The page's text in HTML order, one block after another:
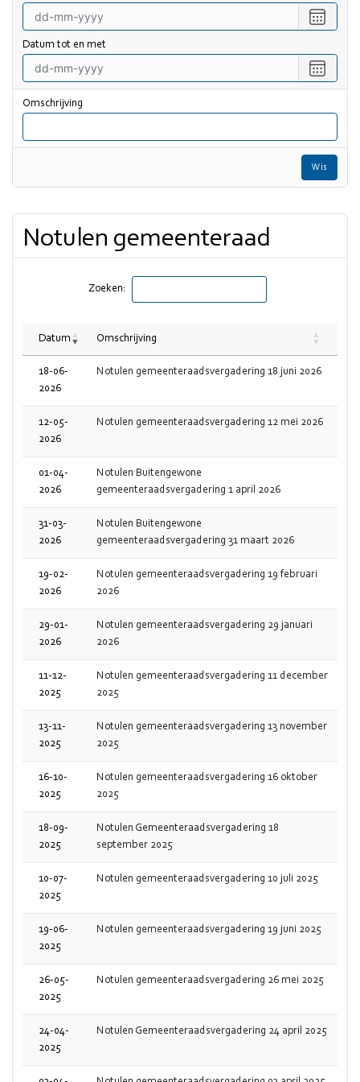
een
vanaf
Datum tot en met
een
tot
met
Omschrijving
Wis
Notulen gemeenteraad
Zoeken:
Datum Omschrijving
18-06-
2026
Notulen gemeenteraadsvergadering 18 juni 2026
12-05-
2026
Notulen gemeenteraadsvergadering 12 mei 2026
01-04-
2026
Notulen Buitengewone
gemeenteraadsvergadering 1 april 2026
31-03-
2026
Notulen Buitengewone
gemeenteraadsvergadering 31 maart 2026
19-02-
2026
Notulen gemeenteraadsvergadering 19 februari
2026
29-01-
2026
Notulen gemeenteraadsvergadering 29 januari
2026
11-12-
2025
Notulen gemeenteraadsvergadering 11 december
2025
13-11-
2025
Notulen gemeenteraadsvergadering 13 november
2025
16-10-
2025
Notulen gemeenteraadsvergadering 16 oktober
2025
18-09-
2025
Notulen Gemeenteraadsvergadering 18
september 2025
10-07-
2025
Notulen gemeenteraadsvergadering 10 juli 2025
19-06-
2025
Notulen gemeenteraadsvergadering 19 juni 2025
26-05-
2025
Notulen gemeenteraadsvergadering 26 mei 2025
24-04-
2025
Notulen Gemeenteraadsvergadering 24 april 2025